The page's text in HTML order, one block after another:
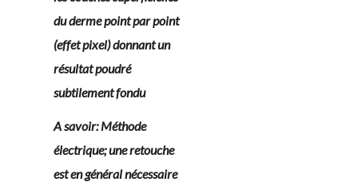
du derme point par point
(effet pixel) donnant un
résultat poudré
subtilement fondu
A savoir: Méthode
électrique; une retouche
est en général nécessaire